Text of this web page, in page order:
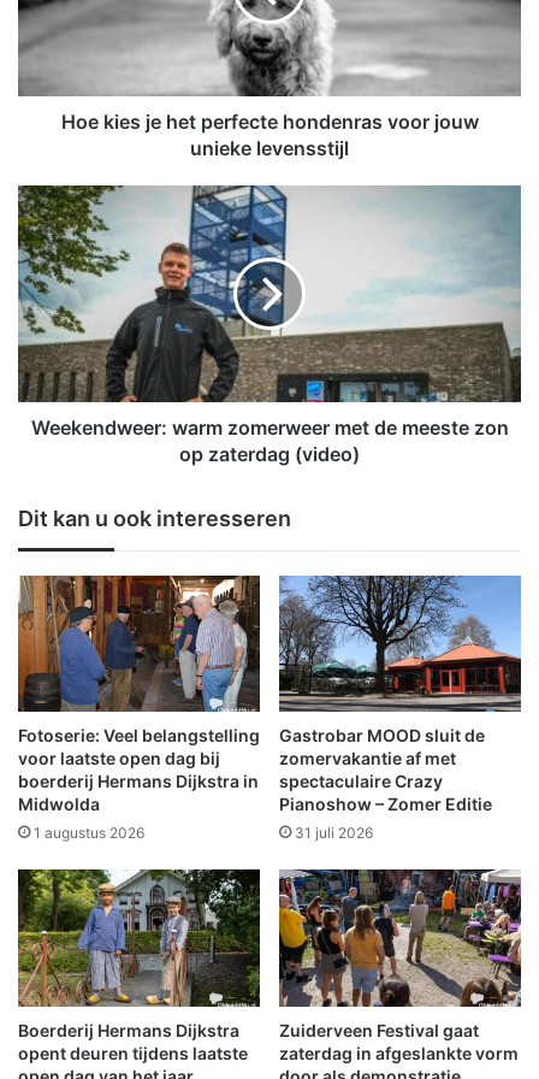
e
s
e
p
e
r
f
e
c
t
e
h
n
r
a
s
v
o
o
r
j
o
u
w
u
i
e
k
e
l
e
v
e
Hoe kies je het perfecte hondenras voor jouw
unieke levensstijl
W
e
e
k
e
n
d
w
e
a
r
m
z
o
m
e
r
w
e
e
r
m
t
d
e
m
e
e
s
t
Weekendweer: warm zomerweer met de meeste zon
op zaterdag (video)
Dit kan u ook interesseren
Fotoserie: Veel belangstelling
voor laatste open dag bij
boerderij Hermans Dijkstra in
Midwolda
1 augustus 2026
Gastrobar MOOD sluit de
zomervakantie af met
spectaculaire Crazy
Pianoshow – Zomer Editie
31 juli 2026
Boerderij Hermans Dijkstra
opent deuren tijdens laatste
Zuiderveen Festival gaat
zaterdag in afgeslankte vorm